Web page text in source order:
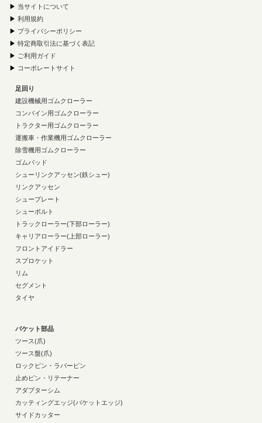
▶ 当サイトについて
▶ 利用規約
▶ プライバシーポリシー
▶ 特定商取引法に基づく表記
▶ ご利用ガイド
▶ コーポレートサイト
足回り
建設機械用ゴムクローラー
コンバイン用ゴムクローラー
トラクター用ゴムクローラー
運搬車・作業機用ゴムクローラー
除雪機用ゴムクローラー
ゴムパッド
シューリンクアッセン(鉄シュー)
リンクアッセン
シュープレート
シューボルト
トラックローラー(下部ローラー)
キャリアローラー(上部ローラー)
フロントアイドラー
スプロケット
リム
セグメント
タイヤ
バケット部品
ツース(爪)
ツース盤(爪)
ロックピン・ラバーピン
止めピン・リテーナー
アダプターシム
カッティングエッジ(バケットエッジ)
サイドカッター